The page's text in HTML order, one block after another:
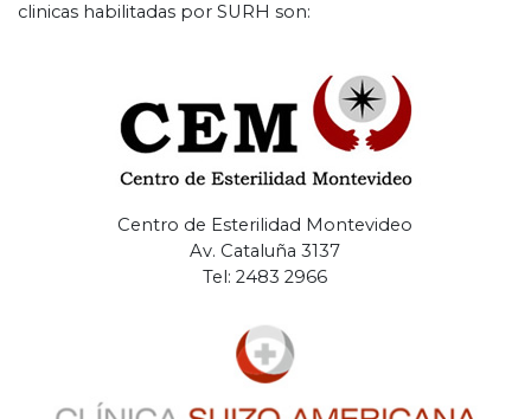
clinicas habilitadas por SURH son:
Centro de Esterilidad Montevideo
Av. Cataluña 3137
Tel: 2483 2966